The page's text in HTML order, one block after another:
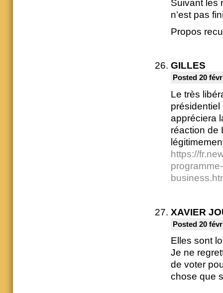
Suivant les
n’est pas
Propos
GILLES
Posted 20
Le très
appréciera
réaction de
https://
XAVIER
Posted 20
Elles sont
Je ne
de voter
chose que